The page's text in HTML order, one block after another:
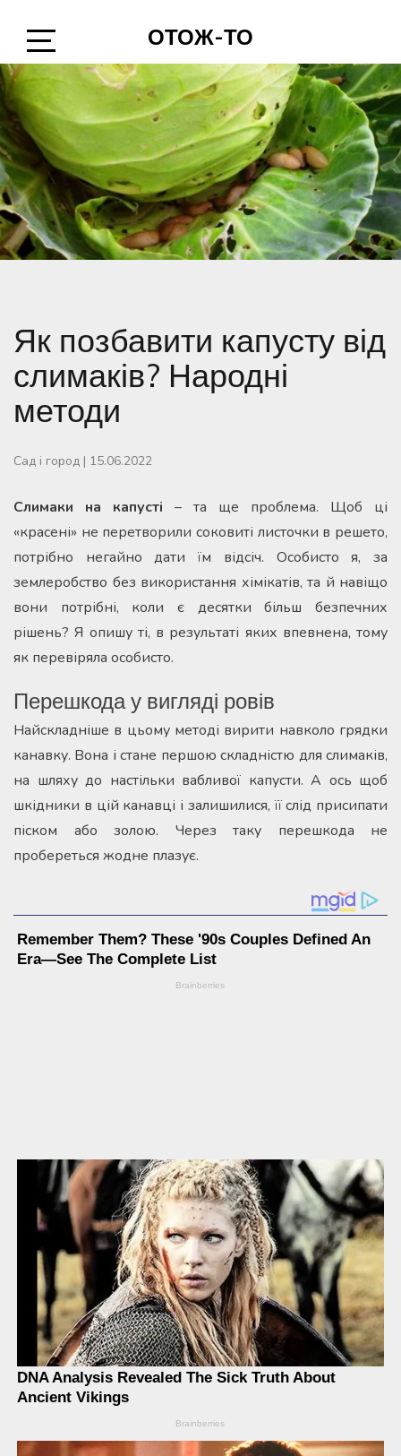
content
Open
ОТОЖ-ТО
Як позбавити капусту від
слимаків? Народні
методи
Сад і город | 15.06.2022
Слимаки на капусті – та ще проблема. Щоб ці
«красені» не перетворили соковиті листочки в решето,
потрібно негайно дати їм відсіч. Особисто я, за
землеробство без використання хімікатів, та й навіщо
вони потрібні, коли є десятки більш безпечних
рішень? Я опишу ті, в результаті яких впевнена, тому
як перевіряла особисто.
Перешкода у вигляді ровів
Найскладніше в цьому методі вирити навколо грядки
канавку. Вона і стане першою складністю для слимаків,
на шляху до настільки вабливої капусти. А ось щоб
шкідники в цій канавці і залишилися, її слід присипати
піском або золою. Через таку перешкода не
пробереться жодне плазує.